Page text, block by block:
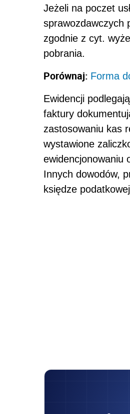
Jeżeli na poczet
sprawozdawczych
zgodnie z cyt.
pobrania.
Porównaj: Forma
Ewidencji
faktury
zastosowaniu kas
wystawione
ewidencjonowaniu
Innych dowodów,
księdze